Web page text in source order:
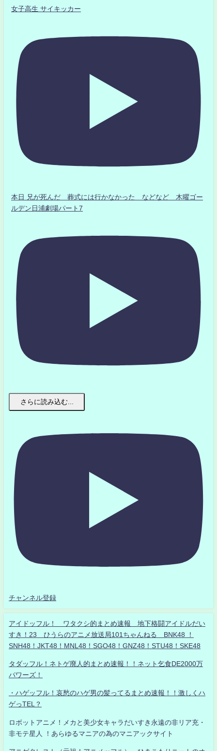
女子高生 サイキッカー
本日 兄が死んだ 葬式には行かなかった などなど 木曜ゴー
ルデン日浦劇場パート7
さらに読み込む...
チャンネル登録
アイドッフル！ ワタクシ的まとめ速報 地下格闘アイドルだい
すき！23 ひうらのアニメ放送局101ちゃんねる BNK48 ！
SNH48！JKT48！MNL48！SGO48！GNZ48！STU48！SKE48
タダッフル！ネトゲ廃人的まとめ速報！！ネット乞食DE2000万
パワーズ！
・ハゲッフル！哀愁のハゲ男の髪ってるまとめ速報！！激しくハ
ゲっTEL？
ロボットアニメ！メカと美少女キャラだいすき永遠の非リア充・
非モテ星人 ！あらゆるマニアの為のマニアックサイト